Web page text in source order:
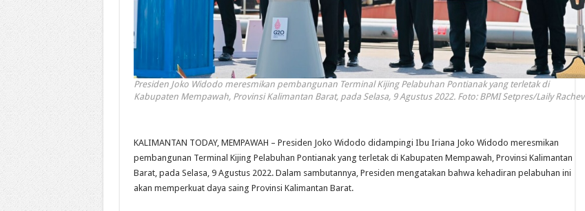
Presiden Joko Widodo meresmikan pembangunan Terminal Kijing Pelabuhan Pontianak yang terletak di
Kabupaten Mempawah, Provinsi Kalimantan Barat, pada Selasa, 9 Agustus 2022. Foto: BPMI Setpres/Laily Rachev
KALIMANTAN TODAY, MEMPAWAH – Presiden Joko Widodo didampingi Ibu Iriana Joko Widodo meresmikan
pembangunan Terminal Kijing Pelabuhan Pontianak yang terletak di Kabupaten Mempawah, Provinsi Kalimantan
Barat, pada Selasa, 9 Agustus 2022. Dalam sambutannya, Presiden mengatakan bahwa kehadiran pelabuhan ini
akan memperkuat daya saing Provinsi Kalimantan Barat.